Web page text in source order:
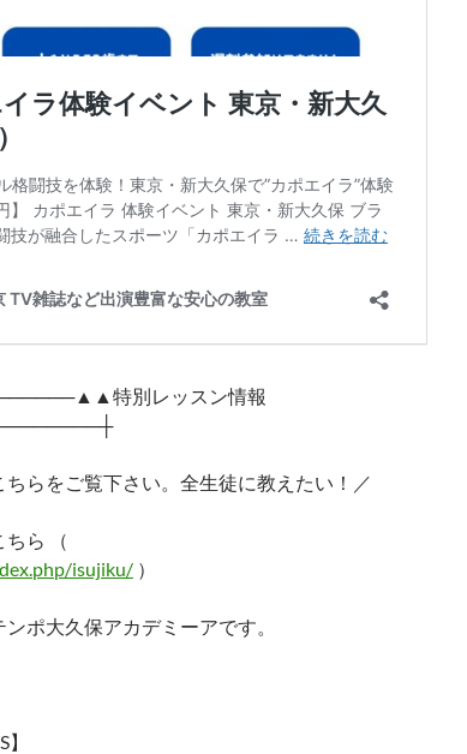
特別レッスン情報
らをご覧下さい。全生徒に教えたい！／
ら （
isujiku/ ）
ポ大久保アカデミーアです。